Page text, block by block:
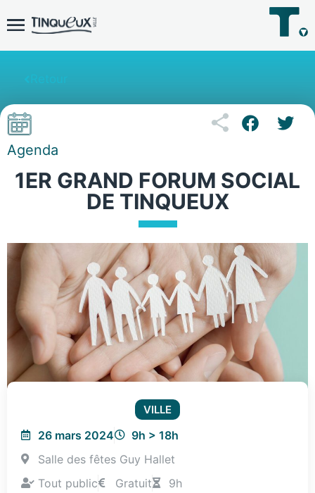
Agenda
1ER GRAND FORUM SOCIAL
DE TINQUEUX
VILLE
26 mars 2024
9h > 18h
Salle des fêtes Guy Hallet
Tout public
Gratuit 9h